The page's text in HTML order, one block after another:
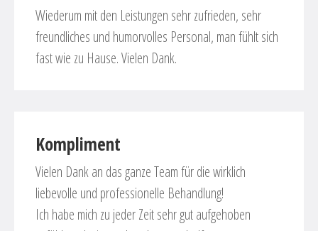
Wiederum mit den Leistungen sehr zufrieden, sehr
freundliches und humorvolles Personal, man fühlt sich
fast wie zu Hause. Vielen Dank.
Kompliment
Vielen Dank an das ganze Team für die wirklich
liebevolle und professionelle Behandlung!
Ich habe mich zu jeder Zeit sehr gut aufgehoben